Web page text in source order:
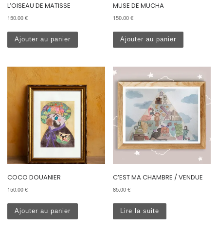
L’OISEAU DE MATISSE
150.00€
Ajouter au panier
MUSE DE MUCHA
150.00€
Ajouter au panier
COCO DOUANIER
150.00€
Ajouter au panier
C’EST MA CHAMBRE / VENDUE
85.00€
Lire la suite